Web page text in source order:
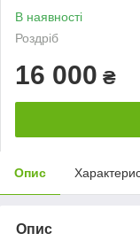
В наявності
Роздріб
16 000 ₴
Опис
Опис